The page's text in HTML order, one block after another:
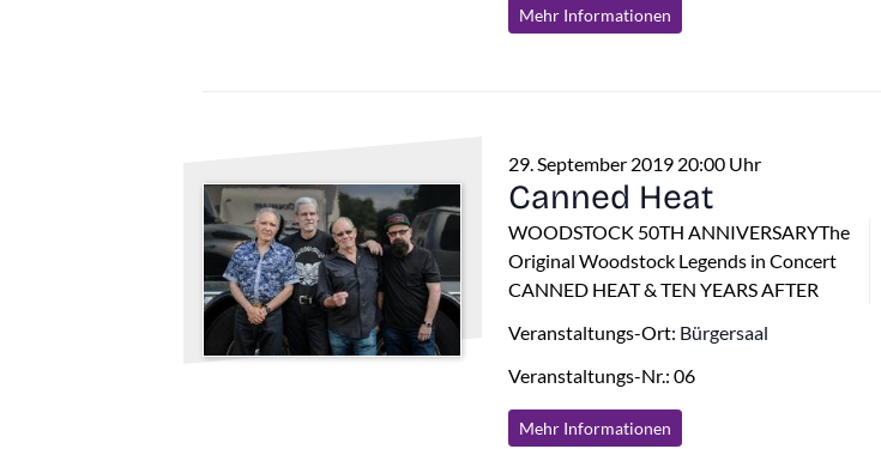
Mehr Informationen
29. September 2019 20:00 Uhr
Canned Heat
WOODSTOCK 50TH ANNIVERSARYThe
Original Woodstock Legends in Concert
CANNED HEAT & TEN YEARS AFTER
Veranstaltungs-Ort: Bürgersaal
Veranstaltungs-Nr.: 06
Mehr Informationen